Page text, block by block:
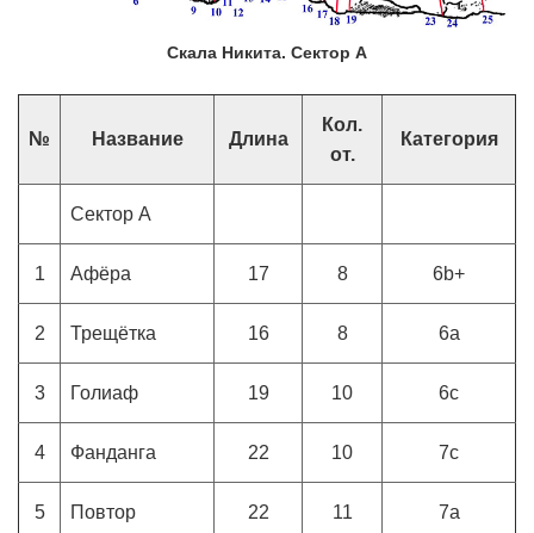
Скала Никита. Сектор А
№ Название Длина
Кол.
от.
Категория
Сектор А
1 Афёра 17 8 6b+
2 Трещётка 16 8 6a
3 Голиаф 19 10 6c
4 Фaндангa 22 10 7c
5 Повтор 22 11 7a